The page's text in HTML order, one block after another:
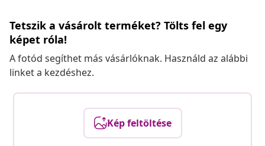
Tetszik a vásárolt terméket? Tölts fel egy
képet róla!
A fotód segíthet más vásárlóknak. Használd az alábbi
linket a kezdéshez.
Kép feltöltése